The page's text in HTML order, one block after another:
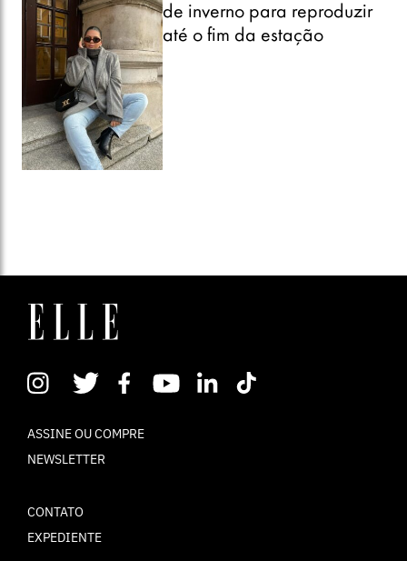
de inverno para reproduzir
até o fim da estação
ASSINE OU COMPRE
NEWSLETTER
CONTATO
EXPEDIENTE